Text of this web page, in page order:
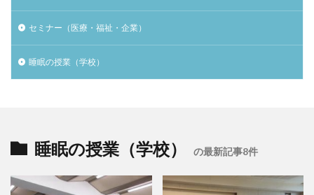
セミナー（医療・福祉・企業）
睡眠の授業（学校）
睡眠の授業（学校） の最新記事8件